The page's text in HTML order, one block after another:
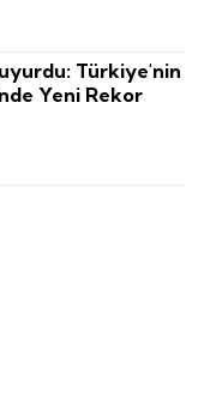
Türkiye'nin
Yeni Rekor